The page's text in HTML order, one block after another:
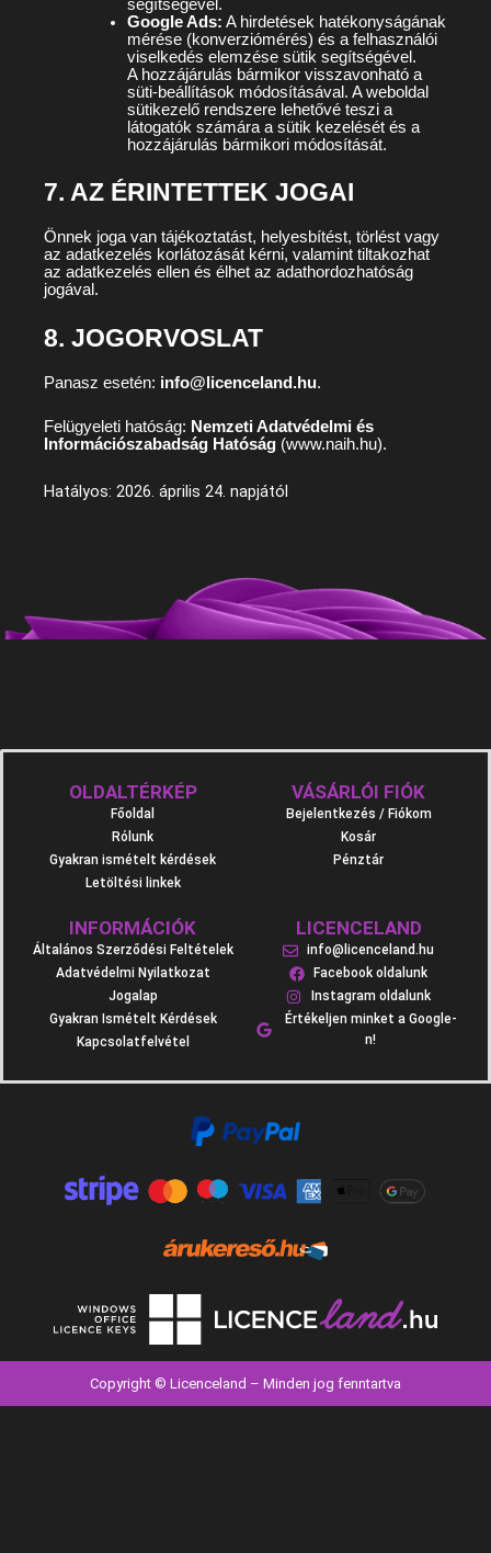
segítségével.
Google Ads: A hirdetések hatékonyságának
mérése (konverziómérés) és a felhasználói
viselkedés elemzése sütik segítségével.
A hozzájárulás bármikor visszavonható a
süti-beállítások módosításával. A weboldal
sütikezelő rendszere lehetővé teszi a
látogatók számára a sütik kezelését és a
hozzájárulás bármikori módosítását.
7. AZ ÉRINTETTEK JOGAI
Önnek joga van tájékoztatást, helyesbítést, törlést vagy
az adatkezelés korlátozását kérni, valamint tiltakozhat
az adatkezelés ellen és élhet az adathordozhatóság
jogával.
8. JOGORVOSLAT
Panasz esetén: info@licenceland.hu.
Felügyeleti hatóság: Nemzeti Adatvédelmi és
Információszabadság Hatóság (www.naih.hu).
Hatályos: 2026. április 24. napjától
OLDALTÉRKÉP
Főoldal
Rólunk
Gyakran ismételt kérdések
Letöltési linkek
VÁSÁRLÓI FIÓK
Bejelentkezés / Fiókom
Kosár
Pénztár
INFORMÁCIÓK
Általános Szerződési Feltételek
Adatvédelmi Nyilatkozat
Jogalap
Gyakran Ismételt Kérdések
Kapcsolatfelvétel
LICENCELAND
info@licenceland.hu
Facebook oldalunk
Instagram oldalunk
Értékeljen minket a Google-
n!
Copyright © Licenceland – Minden jog fenntartva